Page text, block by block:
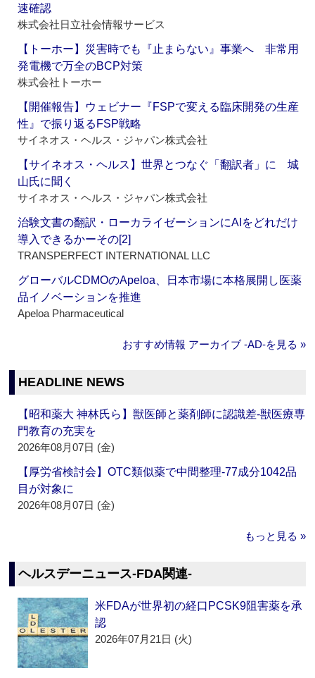
速確認
株式会社日立社会情報サービス
【トーホー】災害時でも『止まらない』事業へ 非常用
発電機で万全のBCP対策
株式会社トーホー
【開催報告】ウェビナー『FSPで変える臨床開発の生産
性』で振り返るFSP戦略
サイネオス・ヘルス・ジャパン株式会社
【サイネオス・ヘルス】世界とつなぐ「翻訳者」に 城
山氏に聞く
サイネオス・ヘルス・ジャパン株式会社
治験文書の翻訳・ローカライゼーションにAIをどれだけ
導入できるかーその[2]
TRANSPERFECT INTERNATIONAL LLC
グローバルCDMOのApeloa、日本市場に本格展開し医薬
品イノベーションを推進
Apeloa Pharmaceutical
おすすめ情報 アーカイブ ‐AD‐を見る »
HEADLINE NEWS
【昭和薬大 神林氏ら】獣医師と薬剤師に認識差‐獣医療専
門教育の充実を
2026年08月07日 (金)
【厚労省検討会】OTC類似薬で中間整理‐77成分1042品
目が対象に
2026年08月07日 (金)
もっと見る »
ヘルスデーニュース‐FDA関連‐
米FDAが世界初の経口PCSK9阻害薬を承
認
2026年07月21日 (火)